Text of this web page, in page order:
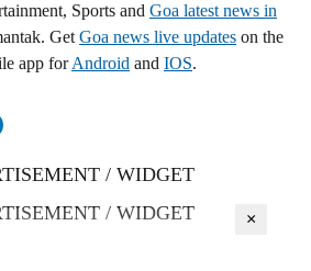
Sports and Goa latest news in
Get Goa news live updates on the
app forAndroid and IOS.
/ WIDGET
/ WIDGET
×